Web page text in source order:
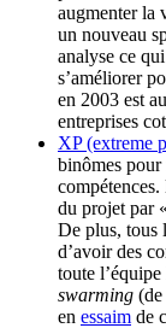
augmenter la
un nouveau
analyse ce
s’améliorer
en 2003 est
entreprises
XP (extreme
binômes
du projet par
De plus, tous
d’avoir des
toute
swarming
en essaim de